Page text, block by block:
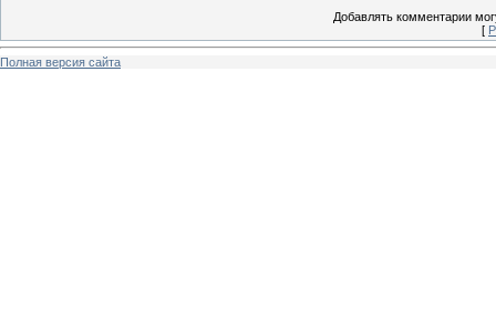
Добавлять комментарии
[
Полная версия сайта